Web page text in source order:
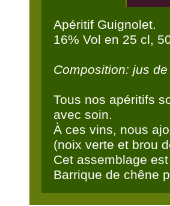
Apéritif Guignolet.
16% Vol en 25 cl,
Composition: jus
Tous nos apéritifs
avec soin.
À ces vins, nous
(noix verte et brou
Cet assemblage
Barrique de chêne